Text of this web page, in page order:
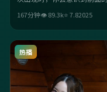
足，二刷能捡到更多信号。
167分钟👁89.3k⭐7.82025
热播